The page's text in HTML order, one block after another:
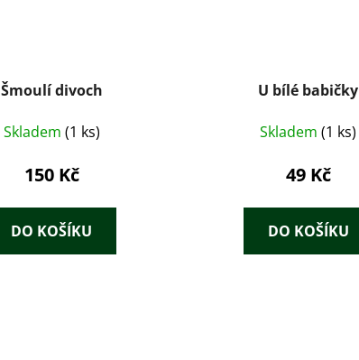
Šmoulí divoch
Skladem (1 ks)
150 Kč
DO KOŠÍKU
U bílé babičky
Skladem(1 ks)
49 Kč
DO KOŠÍKU